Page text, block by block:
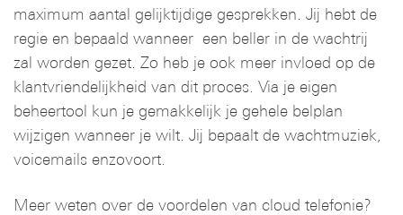
maximum aantal gelijktijdige gesprekken. Jij hebt de
regie en bepaald wanneer een beller in de wachtrij
zal worden gezet. Zo heb je ook meer invloed op de
klantvriendelijkheid van dit proces. Via je eigen
beheertool kun je gemakkelijk je gehele belplan
wijzigen wanneer je wilt. Jij bepaalt de wachtmuziek,
voicemails enzovoort.
Meer weten over de voordelen van cloud telefonie?